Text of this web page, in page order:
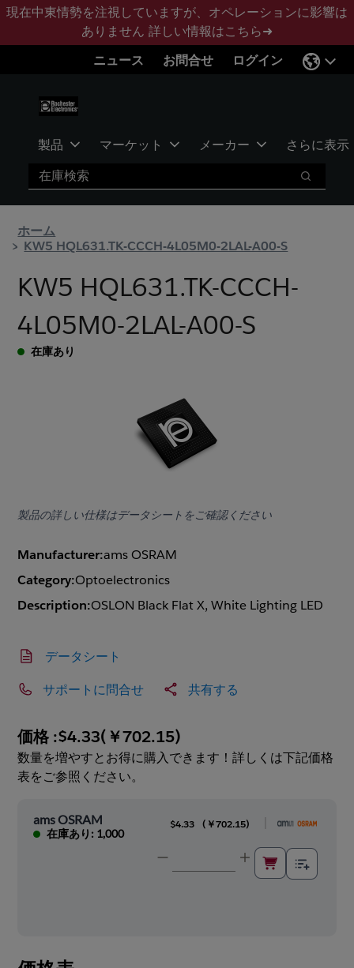
メ
ン
フ
タ
現在中東情勢を注視していますが、オペレーションに影響は
ありません 詳しい情報はこちら➜
ニュース
お問合せ ログイン
製品 マーケット メーカー さらに表示
検索
検索
ホーム
KW5 HQL631.TK-CCCH-4L05M0-2LAL-A00-S
KW5 HQL631.TK-CCCH-
4L05M0-2LAL-A00-S
在庫あり
製品の詳しい仕様はデータシートをご確認ください
Manufacturer:ams OSRAM
Category:Optoelectronics
Description:OSLON Black Flat X, White Lighting LED
データシート
サポートに問合せ 共有する
価格 :$4.33(￥702.15)
数量を増やすとお得に購入できます！詳しくは下記価格
表をご参照ください。
ams OSRAM
在庫あり: 1,000
$4.33 ( ￥702.15)